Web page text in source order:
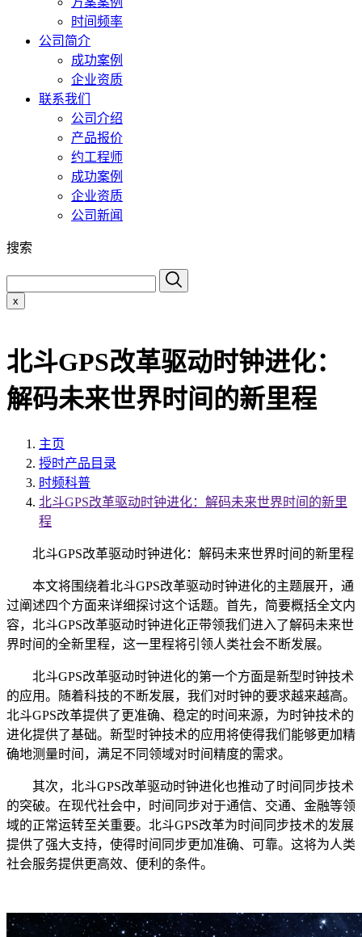
时间频率
公司简介
成功案例
企业资质
联系我们
公司介绍
产品报价
约工程师
成功案例
企业资质
公司新闻
搜索
x
北斗GPS改革驱动时钟进化：
解码未来世界时间的新里程
主页
授时产品目录
时频科普
北斗GPS改革驱动时钟进化：解码未来世界时间的新里
程
北斗GPS改革驱动时钟进化：解码未来世界时间的新里程
本文将围绕着北斗GPS改革驱动时钟进化的主题展开，通
过阐述四个方面来详细探讨这个话题。首先，简要概括全文内
容，北斗GPS改革驱动时钟进化正带领我们进入了解码未来世
界时间的全新里程，这一里程将引领人类社会不断发展。
北斗GPS改革驱动时钟进化的第一个方面是新型时钟技术
的应用。随着科技的不断发展，我们对时钟的要求越来越高。
北斗GPS改革提供了更准确、稳定的时间来源，为时钟技术的
进化提供了基础。新型时钟技术的应用将使得我们能够更加精
确地测量时间，满足不同领域对时间精度的需求。
其次，北斗GPS改革驱动时钟进化也推动了时间同步技术
的突破。在现代社会中，时间同步对于通信、交通、金融等领
域的正常运转至关重要。北斗GPS改革为时间同步技术的发展
提供了强大支持，使得时间同步更加准确、可靠。这将为人类
社会服务提供更高效、便利的条件。